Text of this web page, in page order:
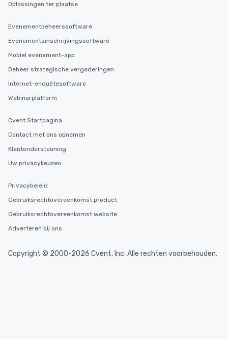
Oplossingen ter plaatse
Evenementbeheerssoftware
Evenementsinschrijvingssoftware
Mobiel evenement-app
Beheer strategische vergaderingen
Internet-enquêtesoftware
Webinarplatform
Cvent Startpagina
Contact met ons opnemen
Klantondersteuning
Uw privacykeuzen
Privacybeleid
Gebruiksrechtovereenkomst product
Gebruiksrechtovereenkomst website
Adverteren bij ons
Copyright © 2000-2026 Cvent, Inc. Alle rechten voorbehouden.